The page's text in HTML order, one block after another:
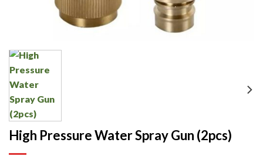
High Pressure Water Spray Gun (2pcs)